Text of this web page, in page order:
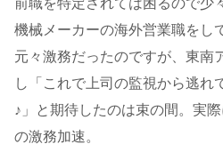
機械メーカーの海外営業職をし
元々激務だったのですが、東南
し「これで上司の監視から逃れ
♪」と期待したのは束の間。実
の激務加速。